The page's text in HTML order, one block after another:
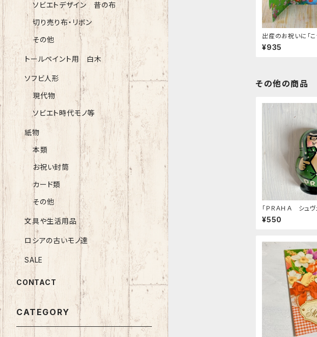
出産のお祝いに「こ
子）」飛び出すカード
¥935
その他の商品
「ＰＲＡＨＡ シュヴ
ット 7ｃｍ
¥550
ソビエトデザイン 昔の布
切り売り布・リボン
その他
トールペイント用 白木
ソフビ人形
現代物
ソビエト時代モノ等
紙物
本類
お祝い封筒
カード類
その他
文具や生活用品
ロシアの古いモノ達
SALE
CONTACT
CATEGORY